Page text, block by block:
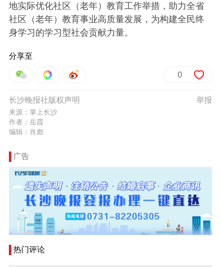
地实际优化社区（老年）教育工作举措，助力全省
社区（老年）教育事业高质量发展，为构建全民终
身学习的学习型社会贡献力量。
分享至
0
举报
长沙晚报社版权声明
来源：掌上长沙
作者：岳霞
编辑：肖彪
广告
热门评论